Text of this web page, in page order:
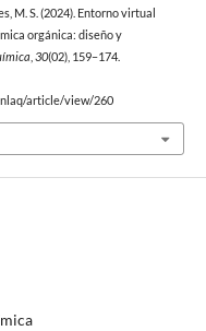
M. S. (2024). Entorno virtual
orgánica: diseño y
30(02), 159–174.
article/view/260